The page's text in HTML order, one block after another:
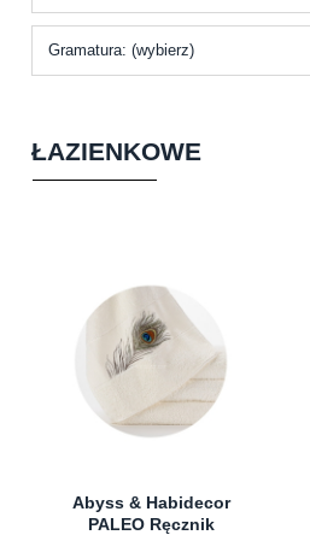
Gramatura: (wybierz)
ŁAZIENKOWE
Abyss & Habidecor
PALEO Ręcznik